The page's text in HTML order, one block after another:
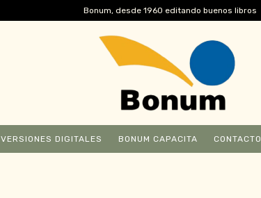
Bonum, desde 1960 editando buenos libros
VERSIONES DIGITALES BONUM CAPACITA CONTACTO